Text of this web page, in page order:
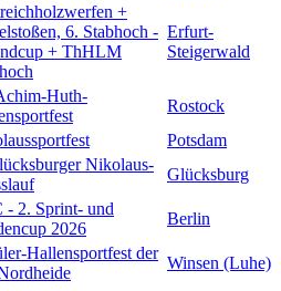
+
6. Stabhoch -
+ ThHLM
Erfurt-
Steigerwald
Huth-
Rostock
Potsdam
Nikolaus-
Glücksburg
- 2. Sprint- und
2026
Berlin
Hallensportfest der
Winsen (Luhe)